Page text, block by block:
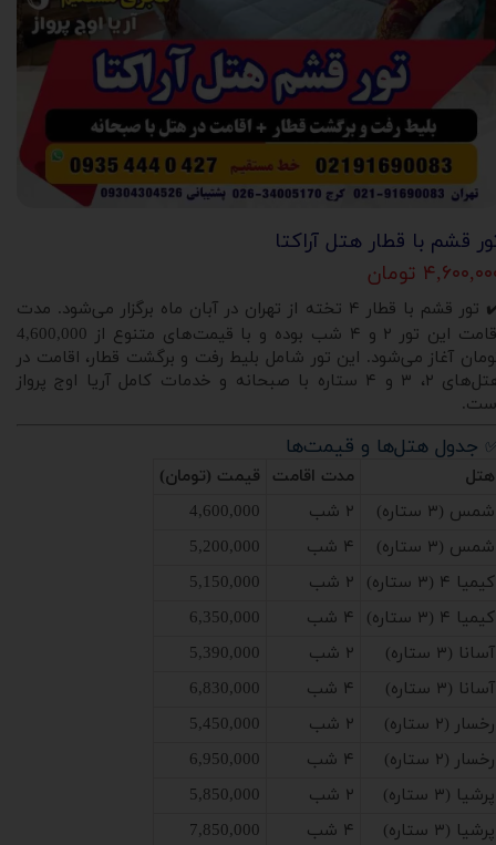
قشم با قطار هتل آراکتا
تومان
✔️ تور قشم با قطار ۴ تخته از تهران در آبان ماه برگزار می‌شود. مدت
اقامت این تور ۲ و ۴ شب بوده و با قیمت‌های متنوع از 4,600,000
آغاز می‌شود. این تور شامل بلیط رفت و برگشت قطار، اقامت در
هتل‌های ۲، ۳ و ۴ ستاره با صبحانه و خدمات کامل آریا اوج پرواز
جدول هتل‌ها و قیمت‌ها
هتل مدت اقامت
قیمت (تومان)
شمس (۳ ستاره)
۲ شب
4,600,000
شمس (۳ ستاره)
۴ شب
5,200,000
کیمیا ۴ (۳ ستاره)
۲ شب
5,150,000
کیمیا ۴ (۳ ستاره)
۴ شب
6,350,000
آسانا (۳ ستاره)
۲ شب
5,390,000
آسانا (۳ ستاره)
۴ شب
6,830,000
رخسار (۲ ستاره)
۲ شب
5,450,000
رخسار (۲ ستاره)
۴ شب
6,950,000
پرشیا (۳ ستاره)
۲ شب
5,850,000
پرشیا (۳ ستاره)
۴ شب
7,850,000